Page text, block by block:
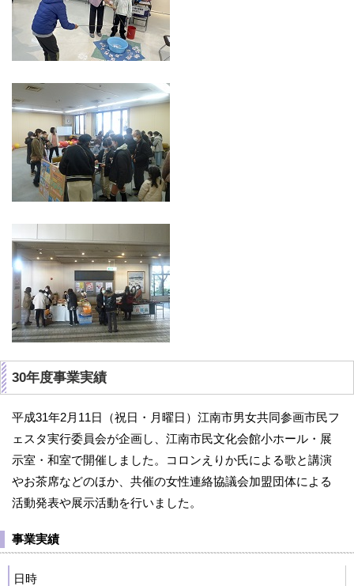
30年度事業実績
平成31年2月11日（祝日・月曜日）江南市男女共同参画市民フ
ェスタ実行委員会が企画し、江南市民文化会館小ホール・展
示室・和室で開催しました。コロンえりか氏による歌と講演
やお茶席などのほか、共催の女性連絡協議会加盟団体による
活動発表や展示活動を行いました。
事業実績
日時